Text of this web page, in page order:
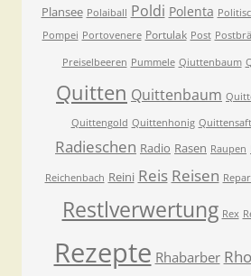
Plansee Polaiball Poldi Polenta
Pompei Portovenere Portulak Post
Preiselbeeren Pummele Qiuttenbaum
Quitten Quittenbaum
Quittengold Quittenhonig Quittensaft
Radieschen Radio Rasen Raupen
Reichenbach Reini Reis Reisen
Restlverwertung Rex
Rezepte Rhabarber Rho